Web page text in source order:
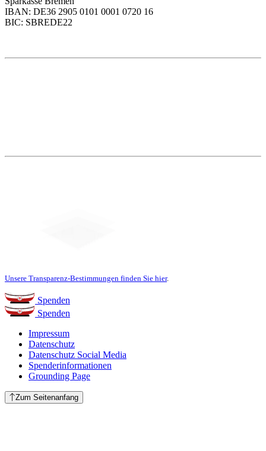
IBAN: DE36 2905 0101 0001 0720 16
BIC: SBREDE22
Unsere Transparenz-Bestimmungen finden Sie hier.
Spenden
Spenden
Impressum
Datenschutz
Datenschutz Social Media
Spenderinformationen
Grounding Page
Zum Seitenanfang